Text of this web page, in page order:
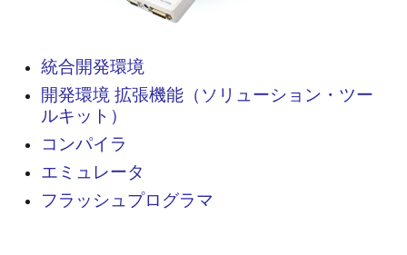
統合開発環境
開発環境 拡張機能（ソリューション・ツー
ルキット）
コンパイラ
エミュレータ
フラッシュプログラマ